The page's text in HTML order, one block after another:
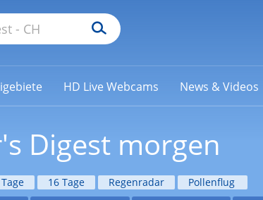
HD Live Webcams News & Videos
Digest morgen
16 Tage Regenradar Pollenflug